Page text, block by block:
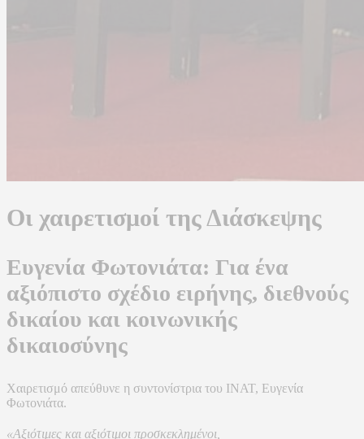
Οι χαιρετισμοί της Διάσκεψης
Ευγενία Φωτονιάτα: Για ένα
αξιόπιστο σχέδιο ειρήνης, διεθνούς
δικαίου και κοινωνικής
δικαιοσύνης
Χαιρετισμό απεύθυνε η συντονίστρια του ΙΝΑΤ, Ευγενία
Φωτονιάτα.
«Αξιότιμες και αξιότιμοι προσκεκλημένοι,